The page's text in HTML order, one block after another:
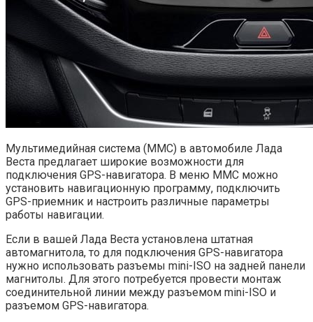
Мультимедийная система (ММС) в автомобиле Лада
Веста предлагает широкие возможности для
подключения GPS-навигатора. В меню ММС можно
установить навигационную программу, подключить
GPS-приемник и настроить различные параметры
работы навигации.
Если в вашей Лада Веста установлена штатная
автомагнитола, то для подключения GPS-навигатора
нужно использовать разъемы mini-ISO на задней панели
магнитолы. Для этого потребуется провести монтаж
соединительной линии между разъемом mini-ISO и
разъемом GPS-навигатора.